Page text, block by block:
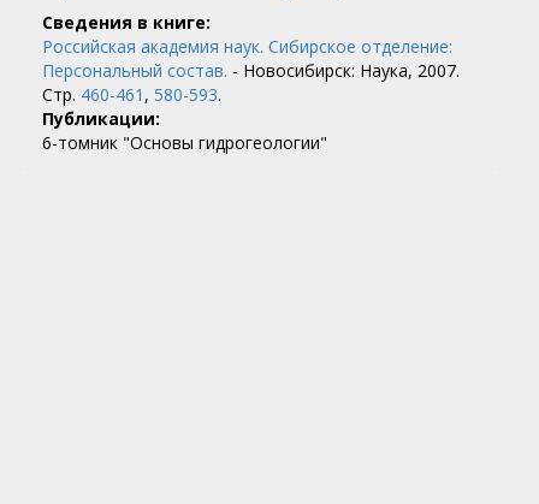
Сведения в книге:
Российская академия наук. Сибирское отделение:
Персональный состав. - Новосибирск: Наука, 2007.
Стр. 460-461 , 580-593.
Публикации:
6-томник "Основы гидрогеологии"